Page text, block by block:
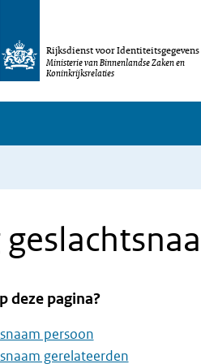
Rijksdienst voor Identiteitsgegevens
Ministerie van Binnenlandse Zaken en
Koninkrijksrelaties
deze pagina?
persoon
gerelateerden